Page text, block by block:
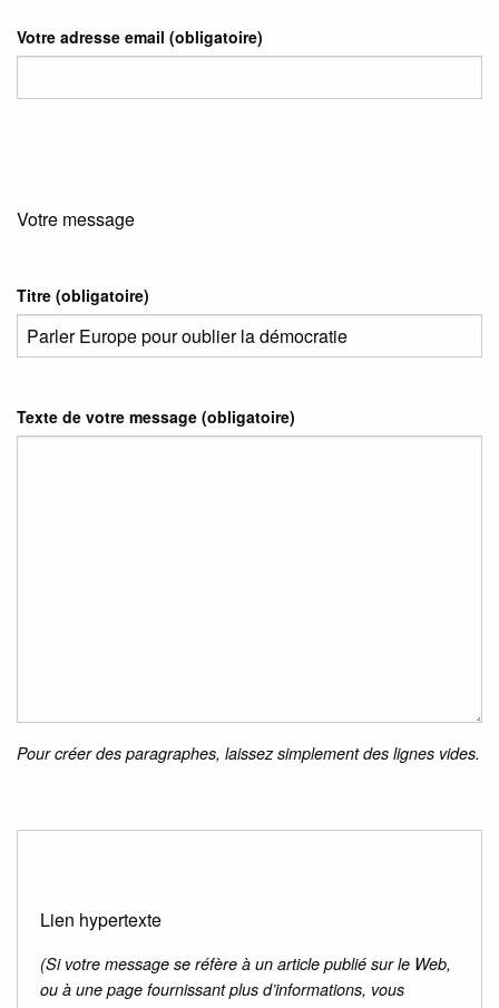
Votre adresse email (obligatoire)
Votre message
Titre (obligatoire)
Texte de votre message (obligatoire)
Pour créer des paragraphes, laissez simplement des lignes vides.
Lien hypertexte
(Si votre message se réfère à un article publié sur le Web,
ou à une page fournissant plus d’informations, vous